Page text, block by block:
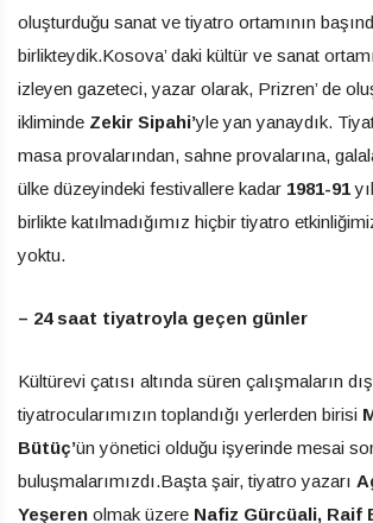
oluşturduğu sanat ve tiyatro ortamının
birlikteydik.Kosova’ daki kültür ve sanat
izleyen gazeteci, yazar olarak, Prizren’ de
ikliminde Zekir Sipahi’yle yan yanaydık.
masa provalarından, sahne provalarına,
ülke düzeyindeki festivallere kadar 1981-91
birlikte katılmadığımız hiçbir tiyatro
yoktu.
– 24 saat tiyatroyla geçen günler
Kültürevi çatısı altında süren çalışmaların
tiyatrocularımızın toplandığı yerlerden birisi
Bütüç’ün yönetici olduğu işyerinde mesai
buluşmalarımızdı.Başta şair, tiyatro yazarı
Yeşeren olmak üzere Nafiz Gürcüali, Raif